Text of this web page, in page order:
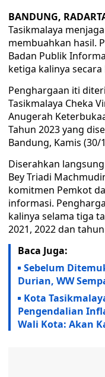
BANDUNG,
Tasikmalaya
membuahkan hasil.
Badan Publik
ketiga kalinya
Penghargaan iti
Tasikmalaya Cheka
Anugerah
Tahun 2023 yang
Bandung, Kamis (30/
Diserahkan
Bey Triadi
komitmen Pemkot
informasi.
kalinya selama tiga
2021, 2022 dan
Baca Juga:
Sebelum
Durian, WW
Kota
Pengendalian
Wali Kota: Akan